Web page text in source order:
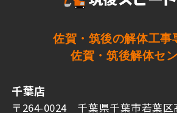
佐賀・筑後の解体工
佐賀・筑後解体セ
千葉店
〒264-0024 千葉県千葉市若葉区